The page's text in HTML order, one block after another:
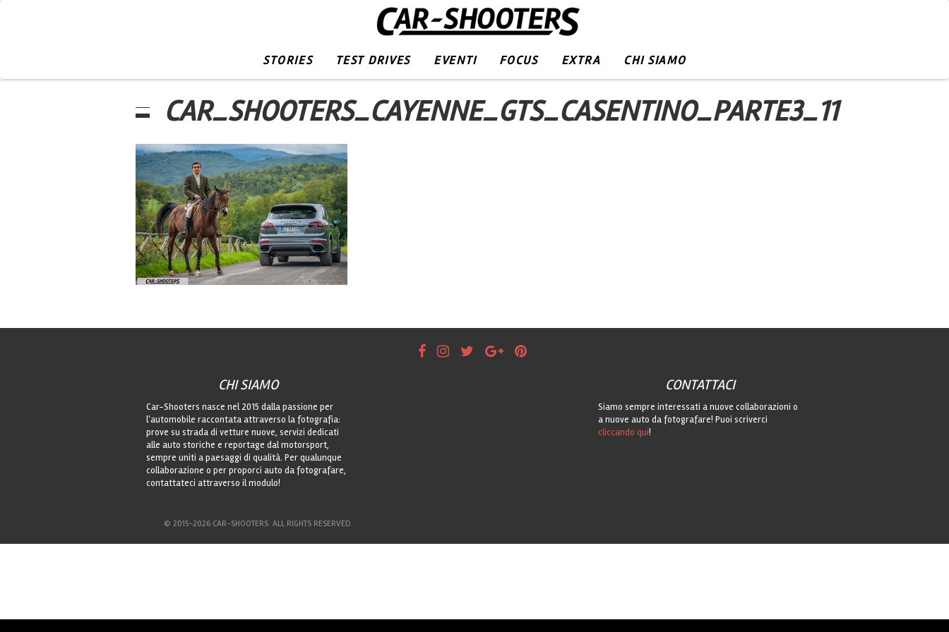
STORIES TEST DRIVES EVENTI FOCUS EXTRA CHI SIAMO
CAR_SHOOTERS_CAYENNE_GTS_CASENTINO_PARTE3_11
CHI SIAMO
Car-Shooters nasce nel 2015 dalla passione per
l'automobile raccontata attraverso la fotografia:
prove su strada di vetture nuove, servizi dedicati
alle auto storiche e reportage dal motorsport,
sempre uniti a paesaggi di qualità. Per qualunque
collaborazione o per proporci auto da fotografare,
contattateci attraverso il modulo!
CONTATTACI
Siamo sempre interessati a nuove collaborazioni o
a nuove auto da fotografare! Puoi scriverci
cliccando qui!
© 2015-2026 CAR-SHOOTERS. ALL RIGHTS RESERVED.